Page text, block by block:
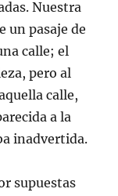
Nuestra
un pasaje de
calle; el
pero al
calle,
a la
inadvertida.
supuestas